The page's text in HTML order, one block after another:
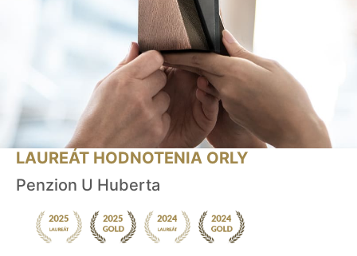
LAUREÁT HODNOTENIA ORLY
Penzion U Huberta